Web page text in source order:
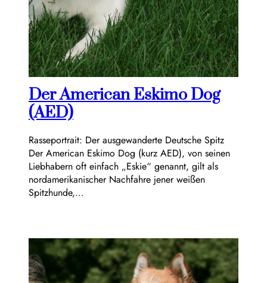
Der American Eskimo Dog
(AED)
Rasseportrait: Der ausgewanderte Deutsche Spitz
Der American Eskimo Dog (kurz AED), von seinen
Liebhabern oft einfach „Eskie“ genannt, gilt als
nordamerikanischer Nachfahre jener weißen
Spitzhunde,…